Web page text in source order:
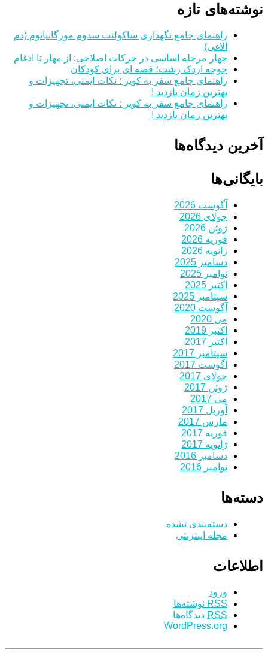
نوشته‌های تازه
راهنمای جامع نگهداری ساکولنت سدوم مورگانیانوم (دم
الاغی)
چهار مرحله اساسی در حرکات اصلاحی: از مهار تا ادغام
جوجه اردک زشت؛ قصه ای برای کودکان
راهنمای جامع سفر به کویر : نکات ایمنی، تجهیزات و
بهترین زمان بازدید !
راهنمای جامع سفر به کویر : نکات ایمنی، تجهیزات و
بهترین زمان بازدید !
آخرین دیدگاه‌ها
بایگانی‌ها
آگوست 2026
جولای 2026
ژوئن 2026
فوریه 2026
ژانویه 2026
دسامبر 2025
نوامبر 2025
اکتبر 2025
سپتامبر 2025
آگوست 2020
می 2020
اکتبر 2019
اکتبر 2017
سپتامبر 2017
آگوست 2017
جولای 2017
ژوئن 2017
می 2017
آوریل 2017
مارس 2017
فوریه 2017
ژانویه 2017
دسامبر 2016
نوامبر 2016
دسته‌ها
دسته‌بندی نشده
مجله اینترنتی
اطلاعات
ورود
RSS نوشته‌ها
RSS دیدگاه‌ها
WordPress.org